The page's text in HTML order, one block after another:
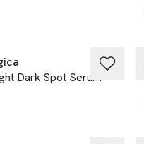
Dark Spot Serum